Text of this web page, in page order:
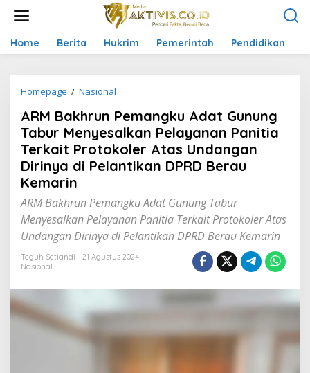
t
Home Berita Hukrim Pemerintah Pendidikan
Homepage / Nasional
M
B
a
k
h
n
P
m
a
k
A
a
ARM Bakhrun Pemangku Adat Gunung
Tabur Menyesalkan Pelayanan Panitia
Terkait Protokoler Atas Undangan
Dirinya di Pelantikan DPRD Berau
Kemarin
ARM Bakhrun Pemangku Adat Gunung Tabur
Menyesalkan Pelayanan Panitia Terkait Protokoler Atas
Undangan Dirinya di Pelantikan DPRD Berau Kemarin
Teguh Setiandi
21 Agustus 2024
Nasional